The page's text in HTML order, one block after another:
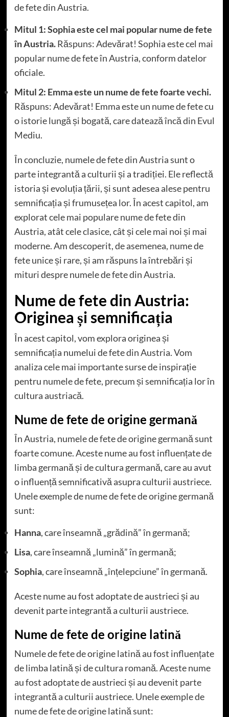
de fete din Austria.
Mitul 1: Sophia este cel mai popular nume de fete
în Austria.Răspuns: Adevărat! Sophia este cel mai
popular nume de fete în Austria, conform datelor
oficiale.
Mitul 2: Emma este un nume de fete foarte vechi.
Răspuns: Adevărat! Emma este un nume de fete cu
o istorie lungă și bogată, care datează încă din Evul
Mediu.
În concluzie, numele de fete din Austria sunt o
parte integrantă a culturii și a tradiției. Ele reflectă
istoria și evoluția țării, și sunt adesea alese pentru
semnificația și frumusețea lor. În acest capitol, am
explorat cele mai populare nume de fete din
Austria, atât cele clasice, cât și cele mai noi și mai
moderne. Am descoperit, de asemenea, nume de
fete unice și rare, și am răspuns la întrebări și
mituri despre numele de fete din Austria.
Nume de fete din Austria:
Originea și semnificația
În acest capitol, vom explora originea și
semnificația numelui de fete din Austria. Vom
analiza cele mai importante surse de inspirație
pentru numele de fete, precum și semnificația lor în
cultura austriacă.
Nume de fete de origine germană
În Austria, numele de fete de origine germană sunt
foarte comune. Aceste nume au fost influențate de
limba germană și de cultura germană, care au avut
o influență semnificativă asupra culturii austriece.
Unele exemple de nume de fete de origine germană
sunt:
Hanna, care înseamnă „grădină” în germană;
Lisa, care înseamnă „lumină” în germană;
Sophia, care înseamnă „înțelepciune” în germană.
Aceste nume au fost adoptate de austrieci și au
devenit parte integrantă a culturii austriece.
Nume de fete de origine latină
Numele de fete de origine latină au fost influențate
de limba latină și de cultura romană. Aceste nume
au fost adoptate de austrieci și au devenit parte
integrantă a culturii austriece. Unele exemple de
nume de fete de origine latină sunt: